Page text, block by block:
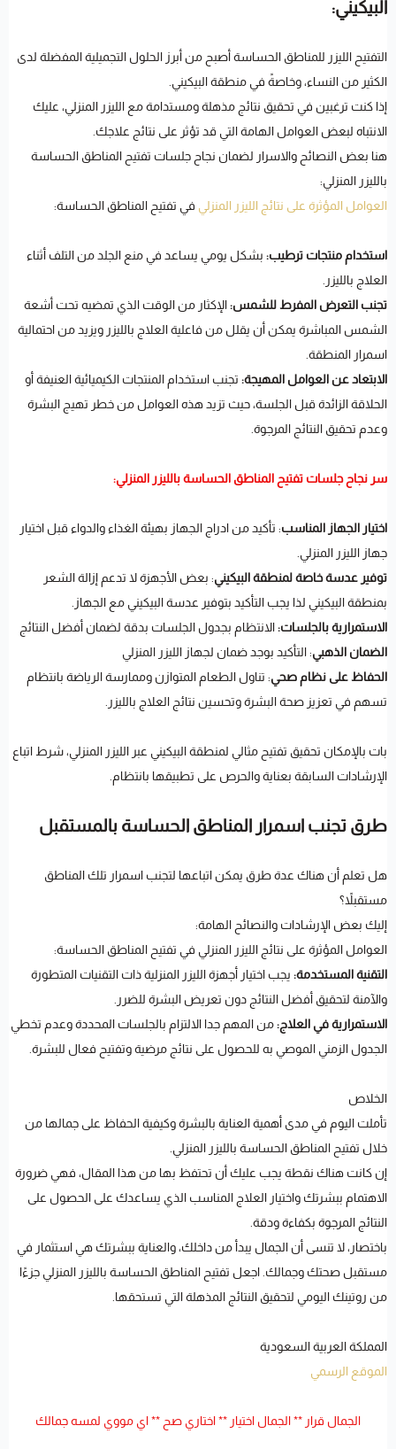
البيكيني:
التفتيح الليزر للمناطق الحساسة أصبح من أبرز الحلول التجميلية المفضلة لدى
الكثير من النساء، وخاصةً في منطقة البيكيني.
إذا كنت ترغبين في تحقيق نتائج مذهلة ومستدامة مع الليزر المنزلي، عليك
الانتباه لبعض العوامل الهامة التي قد تؤثر على نتائج علاجك.
هنا بعض النصائح والاسرار لضمان نجاح جلسات تفتيح المناطق الحساسة
بالليزر المنزلي:
العوامل المؤثرة على نتائج الليزر المنزلي في تفتيح المناطق الحساسة:
استخدام منتجات ترطيب: بشكل يومي يساعد في منع الجلد من التلف أثناء
العلاج بالليزر.
تجنب التعرض المفرط للشمس:الإكثار من الوقت الذي تمضيه تحت أشعة
الشمس المباشرة يمكن أن يقلل من فاعلية العلاج بالليزر ويزيد من احتمالية
اسمرار المنطقة.
الابتعاد عن العوامل المهيجة: تجنب استخدام المنتجات الكيميائية العنيفة أو
الحلاقة الزائدة قبل الجلسة، حيث تزيد هذه العوامل من خطر تهيج البشرة
وعدم تحقيق النتائج المرجوة.
سر نجاح جلسات تفتيح المناطق الحساسة بالليزر المنزلي:
اختيار الجهاز المناسب: تأكيد من ادراج الجهاز بهيئة الغذاء والدواء قبل اختيار
جهاز الليزر المنزلي.
توفير عدسة خاصة لمنطقة البيكيني: بعض الأجهزة لا تدعم إزالة الشعر
بمنطقة البيكيني لذا يجب التأكيد بتوفير عدسة البيكيني مع الجهاز.
الاستمرارية بالجلسات:الانتظام بجدول الجلسات بدقة لضمان أفضل النتائج
الضمان الذهبي: التأكيد بوجد ضمان لجهاز الليزر المنزلي
الحفاظ على نظام صحي: تناول الطعام المتوازن وممارسة الرياضة بانتظام
تسهم في تعزيز صحة البشرة وتحسين نتائج العلاج بالليزر.
بات بالإمكان تحقيق تفتيح مثالي لمنطقة البيكيني عبر الليزر المنزلي، شرط اتباع
الإرشادات السابقة بعناية والحرص على تطبيقها بانتظام.
طرق تجنب اسمرار المناطق الحساسة بالمستقبل
هل تعلم أن هناك عدة طرق يمكن اتباعها لتجنب اسمرار تلك المناطق
مستقبلاً؟
إليك بعض الإرشادات والنصائح الهامة:
العوامل المؤثرة على نتائج الليزر المنزلي في تفتيح المناطق الحساسة:
التقنية المستخدمة: يجب اختيار أجهزة الليزر المنزلية ذات التقنيات المتطورة
والآمنة لتحقيق أفضل النتائج دون تعريض البشرة للضرر.
الاستمرارية في العلاج:من المهم جدا الالتزام بالجلسات المحددة وعدم تخطي
الجدول الزمني الموصي به للحصول على نتائج مرضية وتفتيح فعال للبشرة.
الخلاص
تأملت اليوم في مدى أهمية العناية بالبشرة وكيفية الحفاظ على جمالها من
خلال تفتيح المناطق الحساسة بالليزر المنزلي.
إن كانت هناك نقطة يجب عليك أن تحتفظ بها من هذا المقال، فهي ضرورة
الاهتمام ببشرتك واختيار العلاج المناسب الذي يساعدك على الحصول على
النتائج المرجوة بكفاءة ودقة.
باختصار، لا تنسى أن الجمال يبدأ من داخلك، والعناية ببشرتك هي استثمار في
مستقبل صحتك وجمالك. اجعل تفتيح المناطق الحساسة بالليزر المنزلي جزءًا
من روتينك اليومي لتحقيق النتائج المذهلة التي تستحقها.
المملكة العربية السعودية
الموقع الرسمي
الجمال قرار ** الجمال اختيار ** اختاري صح ** اي مووي لمسه جمالك